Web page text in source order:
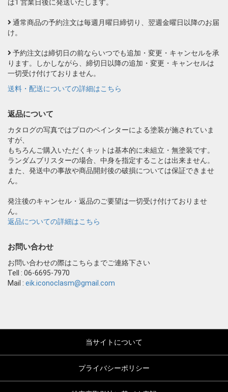
は1 営業日後に発送いたします。
通常商品の予約注文は毎週月曜日締切り、翌週金曜日以降のお届
け。
予約注文は締切日の前ならいつでも追加・変更・キャンセルを承
ります。しかしながら、締切日以降の追加・変更・キャンセルは
一切受け付けておりません。
送料・配送についての詳細はこちら
返品について
カタログの写真ではプロのペインターによる塗装が施されていま
すが、
もちろんご購入いただくキットは基本的に未組立・無塗装です。
ランダムブリスターの場合、中身を指定することは出来ません。
また、発送中の事故や商品開封後の破損については保証できませ
ん。
発注後のキャンセル・返品のご要望は一切受け付けておりませ
ん。
返品についての詳細はこちら
お問い合わせ
お問い合わせの際はこちらまでご連絡下さい
Tell : 06-6695-7970
Mail : eik.iconoclasm@gmail.com
当サイトについて
プライバシーポリシー